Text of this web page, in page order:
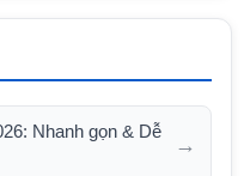
Nhanh gọn & Dễ
→